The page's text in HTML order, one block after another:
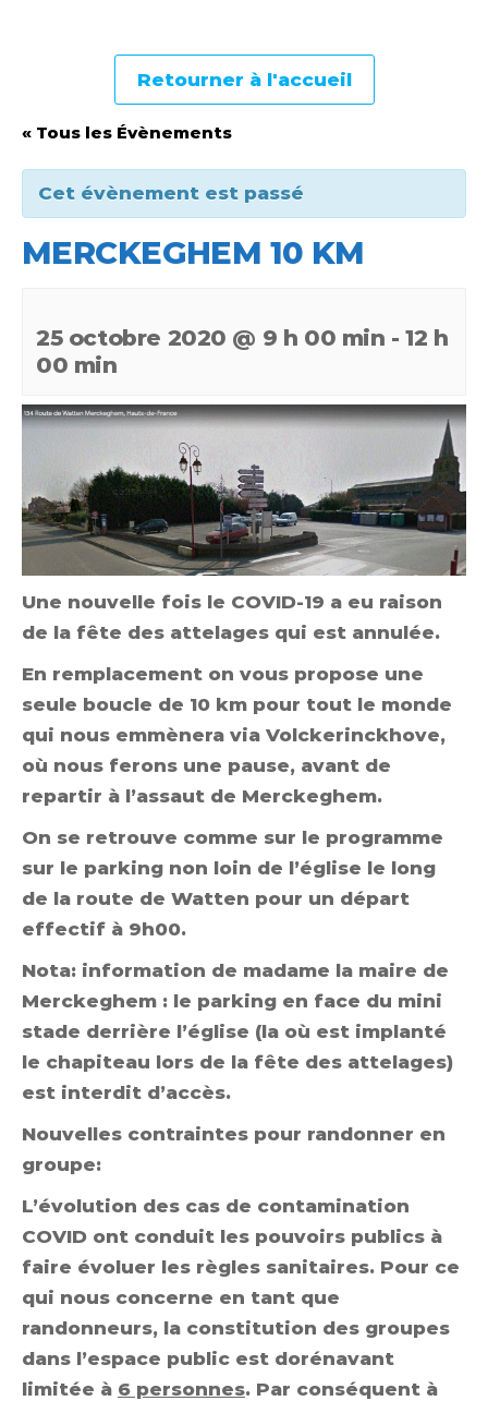
Retourner à l'accueil
« Tous les Évènements
Cet évènement est passé
MERCKEGHEM 10 KM
25 octobre 2020 @ 9 h 00 min -12 h
00 min
Une nouvelle fois le COVID-19 a eu raison
de la fête des attelages qui est annulée.
En remplacement on vous propose une
seule boucle de 10 km pour tout le monde
qui nous emmènera via Volckerinckhove,
où nous ferons une pause, avant de
repartir à l’assaut de Merckeghem.
On se retrouve comme sur le programme
sur le parking non loin de l’église le long
de la route de Watten pour un départ
effectif à 9h00.
Nota: information de madame la maire de
Merckeghem : le parking en face du mini
stade derrière l’église (la où est implanté
le chapiteau lors de la fête des attelages)
est interdit d’accès.
Nouvelles contraintes pour randonner en
groupe:
L’évolution des cas de contamination
COVID ont conduit les pouvoirs publics à
faire évoluer les règles sanitaires. Pour ce
qui nous concerne en tant que
randonneurs, la constitution des groupes
dans l’espace public est dorénavant
limitée à 6 personnes. Par conséquent à